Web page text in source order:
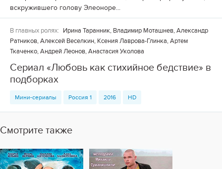
вскружившего голову Элеоноре...
В главных ролях:
Ирина Таранник, Владимир Моташнев, Александр
Ратников, Алексей Веселкин, Ксения Лаврова-Глинка, Артем
Ткаченко, Андрей Леонов, Анастасия Уколова
Сериал «Любовь как стихийное бедствие» в
подборках
Мини-сериалы Россия 1 2016 HD
Смотрите также